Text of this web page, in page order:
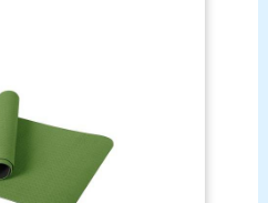
les parcs. Le tapis de yoga
nettoyer avec un détergent.